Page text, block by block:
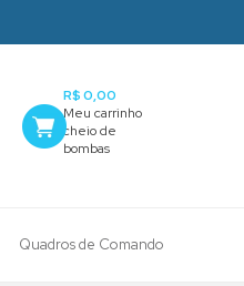
R$ 0,00
Quadros de Comando